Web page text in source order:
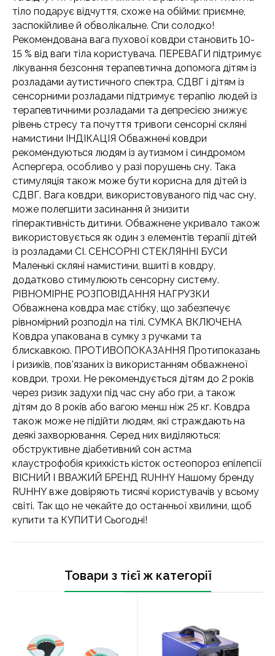
тіло подарує відчуття, схоже на обійми: приємне,
заспокійливе й обволікальне. Спи солодко!
Рекомендована вага пухової ковдри становить 10-
15 % від ваги тіла користувача. ПЕРЕВАГИ підтримує
лікування безсоння терапевтична допомога дітям із
розладами аутистичного спектра, СДВГ і дітям із
сенсорними розладами підтримує терапію людей із
терапевтичними розладами та депресією знижує
рівень стресу та почуття тривоги сенсорні скляні
намистини ІНДІКАЦІЯ Обважнені ковдри
рекомендуються людям із аутизмом і синдромом
Аспергера, особливо у разі порушень сну. Така
стимуляція також може бути корисна для дітей із
СДВГ. Вага ковдри, використовуваного під час сну,
може полегшити засинання й знизити
гіперактивність дитини. Обважнене укривало також
використовується як один з елементів терапії дітей
із розладами СІ. СЕНСОРНІ СТЕКЛЯННІ БУСИ
Маленькі скляні намистини, вшиті в ковдру,
додатково стимулюють сенсорну систему.
РІВНОМІРНЕ РОЗПОВІДАННЯ НАГРУЗКИ
Обважнена ковдра має стібку, що забезпечує
рівномірний розподіл на тілі. СУМКА ВКЛЮЧЕНА
Ковдра упакована в сумку з ручками та
блискавкою. ПРОТИВОПОКАЗАННЯ Протипоказань
і ризиків, пов'язаних із використанням обважненої
ковдри, трохи. Не рекомендується дітям до 2 років
через ризик задухи під час сну або гри, а також
дітям до 8 років або вагою менш ніж 25 кг. Ковдра
також може не підійти людям, які страждають на
деякі захворювання. Серед них виділяються:
обструктивне діабетивний сон астма
клаустрофобія крихкість кісток остеопороз епілепсії
ВІСНИЙ І ВВАЖИЙ БРЕНД RUHHY Нашому бренду
RUHHY вже довіряють тисячі користувачів у всьому
світі. Так що не чекайте до останньої хвилини, щоб
купити та КУПИТИ Сьогодні!
Товари з тієї ж категорії